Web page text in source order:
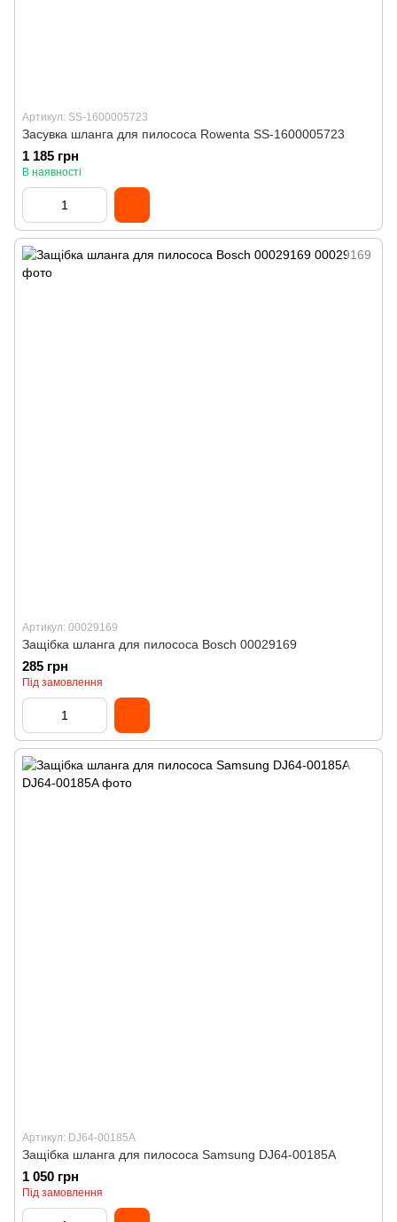
Артикул: SS-1600005723
Засувка шланга для пилососа Rowenta SS-1600005723
1 185 грн
В наявності
Артикул: 00029169
Защібка шланга для пилососа Bosch 00029169
285 грн
Під замовлення
Артикул: DJ64-00185A
Защібка шланга для пилососа Samsung DJ64-00185A
1 050 грн
Під замовлення